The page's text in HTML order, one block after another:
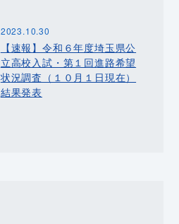
2023.10.30
【速報】令和６年度埼玉県公
立高校入試・第１回進路希望
状況調査（１０月１日現在）
結果発表